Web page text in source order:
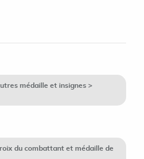
médaille et insignes >
du combattant et médaille de